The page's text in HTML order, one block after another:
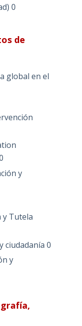
0
de
global en el
y
y Tutela
ciudadanía 0
y